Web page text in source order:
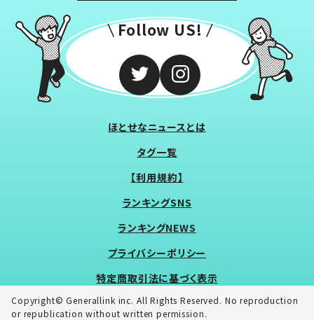
Follow US!
ほとせなニュースとは
タグ一覧
【利用規約】
ランキングSNS
ランキングNEWS
プライバシーポリシー
特定商取引法に基づく表示
Copyright© Generallink inc. All Rights Reserved. No reproduction
or republication without written permission.